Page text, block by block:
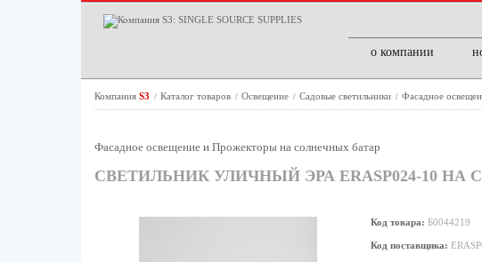
о компании
Компания S3 / Каталог товаров / Освещение / Садовые светильники / Фасадное
Фасадное освещение и Прожекторы на солнечных батар
СВЕТИЛЬНИК УЛИЧНЫЙ ЭРА ERASP024-10 НА
Код товара: Б0044219
Код поставщика: